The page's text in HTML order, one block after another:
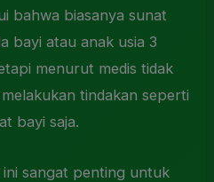
bahwa biasanya sunat
bayi atau anak usia 3
menurut medis tidak
tindakan seperti
bayi saja.
sangat penting untuk